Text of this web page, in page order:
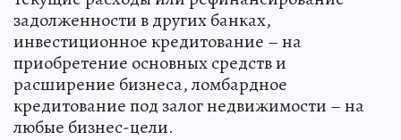
задолженности в других банках,
инвестиционное кредитование – на
приобретение основных средств и
расширение бизнеса, ломбардное
кредитование под залог недвижимости – на
любые бизнес-цели.